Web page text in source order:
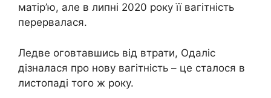
матір’ю, але в липні 2020 року її вагітність
перервалася.
Ледве оговтавшись від втрати, Одаліс
дізналася про нову вагітність – це сталося в
листопаді того ж року.